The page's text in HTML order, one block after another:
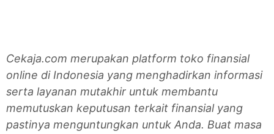
Cekaja.com merupakan platform toko finansial
online di Indonesia yang menghadirkan informasi
serta layanan mutakhir untuk membantu
memutuskan keputusan terkait finansial yang
pastinya menguntungkan untuk Anda. Buat masa